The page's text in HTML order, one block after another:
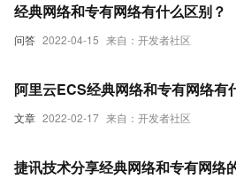
问答 2022-04-15 来自：开发者社区
经典网络和专有网络有什么区别？
文章 2022-02-17 来自：开发者社区
阿里云ECS经典网络和专有网络有
捷讯技术分享经典网络和专有网络